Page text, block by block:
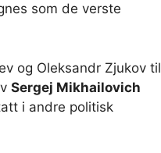
som de verste
og Oleksandr Zjukov til
Sergej Mikhailovich
i andre politisk